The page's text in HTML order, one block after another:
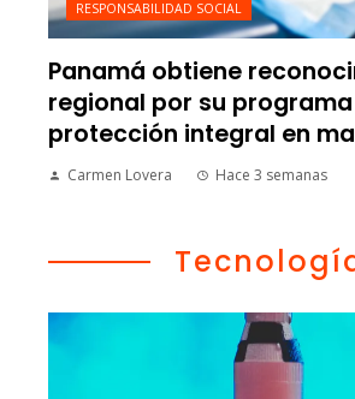
RESPONSABILIDAD SOCIAL
Panamá obtiene
regional por su
protección integral en
Carmen Lovera Hace 3 semanas